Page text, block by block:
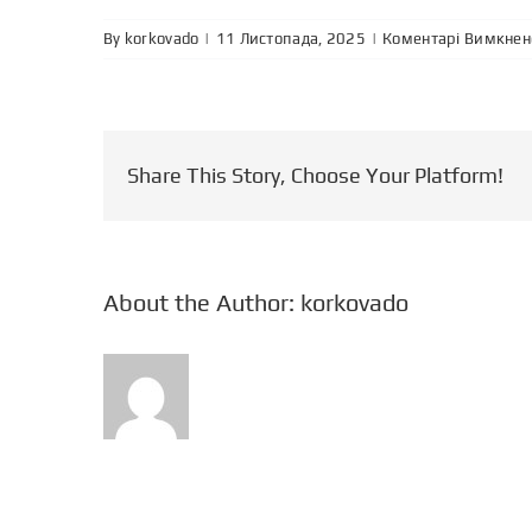
By korkovado | | Коментарі
Share This Story, Choose Your Platform!
About the Author: korkovado